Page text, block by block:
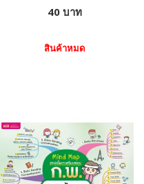
40 บาท
สินค้าหมด